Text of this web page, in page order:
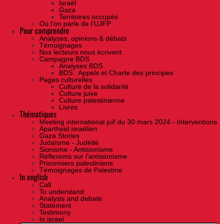
Israël
Gaza
Territoires occupés
Où l'on parle de l'UJFP
Pour comprendre
Analyses, opinions & débats
Témoignages
Nos lecteurs nous écrivent
Campagne BDS
Analyses BDS
BDS : Appels et Charte des principes
Pages culturelles
Culture de la solidarité
Culture juive
Culture palestinienne
Livres
Thématiques
Meeting international juif du 30 mars 2024 - Interventions
Apartheid israélien
Gaza Stories
Judaïsme - Judéité
Sionisme - Antisionisme
Réflexions sur l’antisionisme
Prisonniers palestiniens
Témoignages de Palestine
In english
Call
To understand
Analysis and debate
Statement
Testimony
In israel